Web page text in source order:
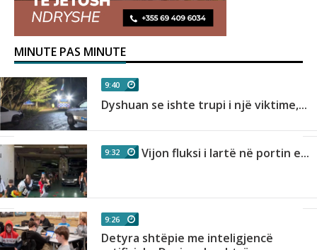
MINUTE PAS MINUTE
9:40
Dyshuan se ishte trupi i një viktime,...
9:32 Vijon fluksi i lartë në portin e...
9:26
Detyra shtëpie me inteligjencë